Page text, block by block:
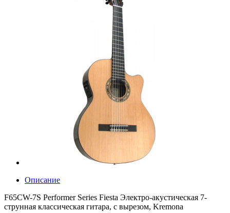
Описание
F65CW-7S Performer Series Fiesta Электро-акустическая 7-
струнная классическая гитара, с вырезом, Kremona